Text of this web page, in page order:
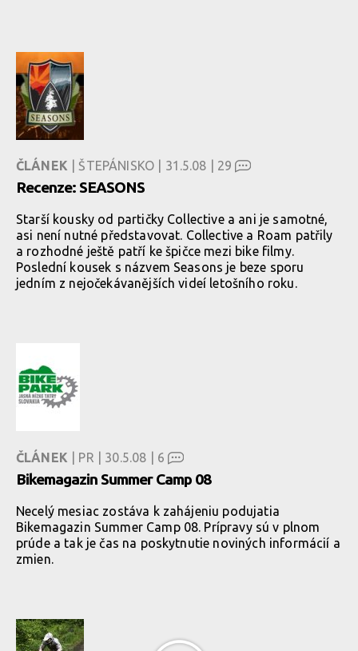
ČLÁNEK | ŠTEPÁNISKO | 31.5.08 | 29
Recenze: SEASONS
Starší kousky od partičky Collective a ani je samotné,
asi není nutné představovat. Collective a Roam patřily
a rozhodné ještě patří ke špičce mezi bike filmy.
Poslední kousek s názvem Seasons je beze sporu
jedním z nejočekávanějších videí letošního roku.
ČLÁNEK | PR | 30.5.08 | 6
Bikemagazin Summer Camp 08
Necelý mesiac zostáva k zahájeniu podujatia
Bikemagazin Summer Camp 08. Prípravy sú v plnom
prúde a tak je čas na poskytnutie noviných informácií a
zmien.